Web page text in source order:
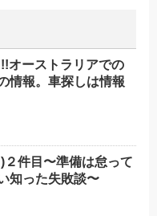
オーストラリアでの
情報。車探しは情報
２件目〜準備は怠って
知った失敗談〜